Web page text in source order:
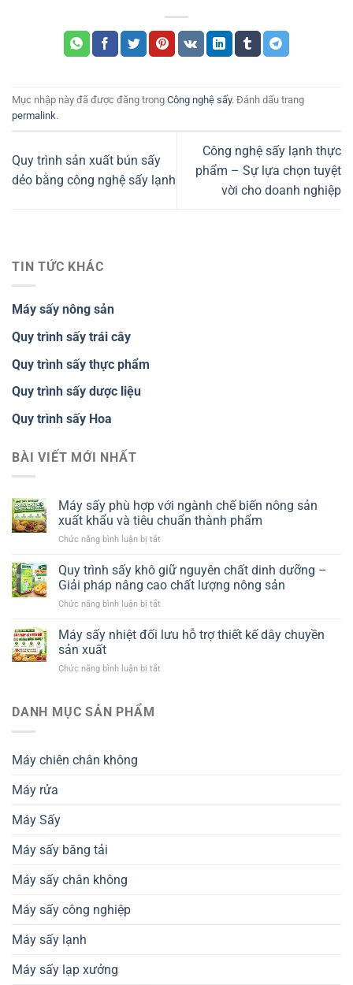
Mục nhập này đã được đăng trong Công nghệ sấy. Đánh dấu trang
permalink.
Quy trình sản xuất bún sấy
dẻo bằng công nghệ sấy lạnh
Công nghệ sấy lạnh thực
phẩm – Sự lựa chọn tuyệt
vời cho doanh nghiệp
TIN TỨC KHÁC
Máy sấy nông sản
Quy trình sấy trái cây
Quy trình sấy thực phẩm
Quy trình sấy dược liệu
Quy trình sấy Hoa
BÀI VIẾT MỚI NHẤT
Máy sấy phù hợp với ngành chế biến nông sản
xuất khẩu và tiêu chuẩn thành phẩm
Chức năng bình luận bị tắt
sấy
phù
hợp
chế
Quy trình sấy khô giữ nguyên chất dinh dưỡng –
Giải pháp nâng cao chất lượng nông sản
Chức năng bình luận bị tắt
trình
Máy sấy nhiệt đối lưu hỗ trợ thiết kế dây chuyền
sản xuất
Chức năng bình luận bị tắt
DANH MỤC SẢN PHẨM
Máy chiên chân không
Máy rửa
Máy Sấy
Máy sấy băng tải
Máy sấy chân không
Máy sấy công nghiệp
Máy sấy lạnh
Máy sấy lạp xưởng